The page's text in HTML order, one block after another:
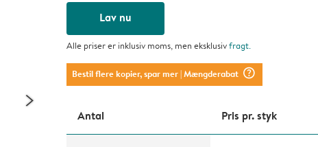
Lav nu
Alle priser er inklusiv moms, men eksklusivfragt.
Bestil flere kopier, spar mer| Mængderabat question_mark_circle
Antal Pris pr. styk